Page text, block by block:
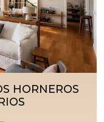
HORNEROS